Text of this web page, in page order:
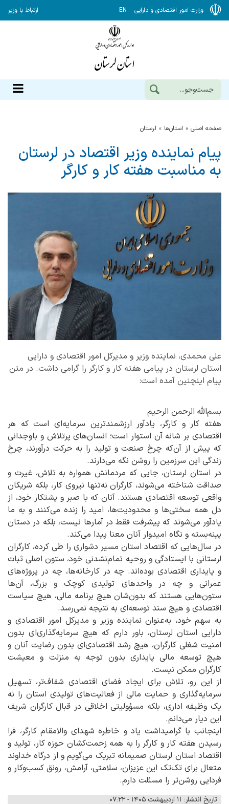
وزارت امور اقتصادی و دارایی EN ارتباط با وزیر
صفحه اصلی استان‌ها لرستان
پیام نماینده وزیر اقتصاد در لرستان
به مناسبت هفته کار و کارگر
علی محمدی، نماینده وزیر و مدیرکل امور اقتصادی و دارایی
استان لرستان در پیامی هفته کار و کارگر را گرامی داشت. در متن
پیام اینچنین آمده است:
بسم‌الله الرحمن الرحیم
هفته کار و کارگر، یادآور ارزشمندترین سرمایه‌ای است که هر
اقتصادی بر شانه آن استوار است؛ انسان‌های پرتلاش و باوجدانی
که پیش از آن‌که چرخ صنعت و تولید را به حرکت درآورند، چرخ
زندگی این سرزمین را روشن نگه می‌دارند.
در استان لرستان، جایی که مردمانش همواره به تلاش، غیرت و
صداقت شناخته می‌شوند، کارگران نه‌تنها نیروی کار، بلکه شریکان
واقعی توسعه اقتصادی هستند. آنان که با صبر و پشتکار خود، از
دل همه سختی‌ها و محدودیت‌ها، امید را زنده می‌کنند و به ما
یادآور می‌شوند که پیشرفت فقط در آمارها نیست، بلکه در دستان
پینه‌بسته و نگاه امیدوار آنان معنا پیدا می‌کند.
در سال‌هایی که اقتصاد استان مسیر دشواری را طی کرده، کارگران
لرستانی با ایستادگی و روحیه تمام‌نشدنی خود، ستون اصلی ثبات
و پایداری اقتصادی بوده‌اند. چه در کارخانه‌ها، چه در پروژه‌های
عمرانی و چه در واحدهای تولیدی کوچک و بزرگ، آن‌ها
ستون‌هایی هستند که بدون‌شان هیچ برنامه مالی، هیچ سیاست
اقتصادی و هیچ سند توسعه‌ای به نتیجه نمی‌رسد.
به سهم خود، به‌عنوان نماینده وزیر و مدیرکل امور اقتصادی و
دارایی استان لرستان، باور دارم که هیچ سرمایه‌گذاری‌ای بدون
امنیت شغلی کارگران، هیچ رشد اقتصادی‌ای بدون رضایت آنان و
هیچ توسعه مالی پایداری بدون توجه به منزلت و معیشت
کارگران ممکن نیست.
از این رو، تلاش برای ایجاد فضای اقتصادی شفاف‌تر، تسهیل
سرمایه‌گذاری و حمایت مالی از فعالیت‌های تولیدی استان را نه
یک وظیفه اداری، بلکه مسؤولیتی اخلاقی در قبال کارگران شریف
این دیار می‌دانم.
اینجانب با گرامیداشت یاد و خاطره شهدای والامقام کارگر، فرا
رسیدن هفته کار و کارگر را به همه زحمت‌کشان حوزه کار، تولید و
اقتصاد استان لرستان صمیمانه تبریک می‌گویم و از درگاه خداوند
متعال برای تک‌تک این عزیزان، سلامتی، آرامش، رونق کسب‌وکار و
فردایی روشن‌تر را مسئلت دارم.
تاریخ انتشار: ۱۱ اردیبهشت ۱۴۰۵ - ۰۷:۲۲